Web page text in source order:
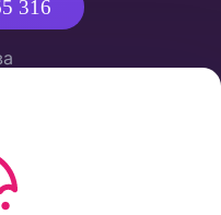
316